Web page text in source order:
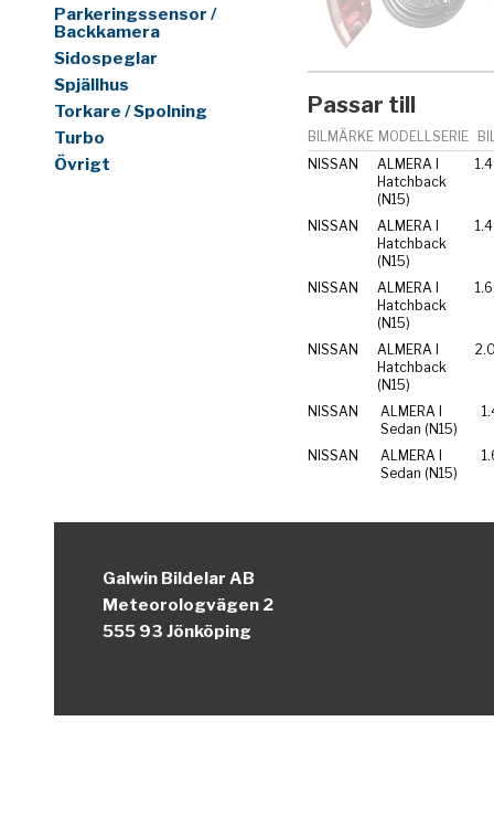
Parkeringssensor /
Backkamera
Sidospeglar
Spjällhus
Torkare / Spolning
Turbo
Övrigt
Passar till
BILMÄRKE MODELLSERIE
NISSAN
ALMERA I
Hatchback
(N15)
1.4
NISSAN
ALMERA I
Hatchback
(N15)
NISSAN
ALMERA I
Hatchback
(N15)
1.6
NISSAN
ALMERA I
Hatchback
(N15)
NISSAN
ALMERA I
Sedan (N15)
NISSAN
ALMERA I
Sedan (N15)
Galwin Bildelar AB
Meteorologvägen 2
555 93 Jönköping